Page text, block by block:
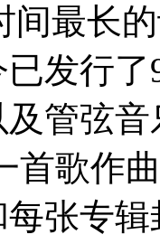
最长
发行
管弦
首歌作
张专